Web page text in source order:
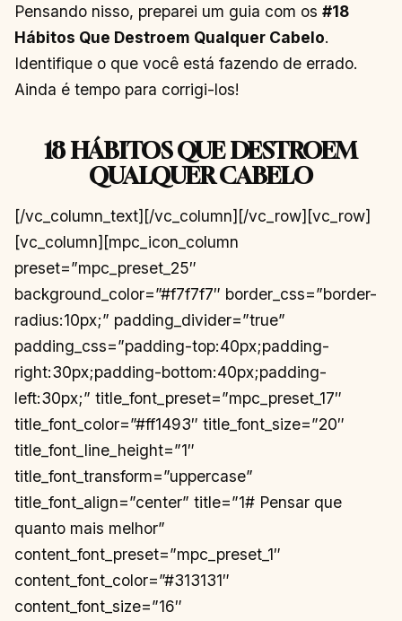
Pensando nisso, preparei um guia com os #18
Hábitos Que Destroem Qualquer Cabelo.
Identifique o que você está fazendo de errado.
Ainda é tempo para corrigi-los!
18 HÁBITOS QUE DESTROEM
QUALQUER CABELO
[/vc_column_text][/vc_column][/vc_row][vc_row]
[vc_column][mpc_icon_column
preset=”mpc_preset_25″
background_color=”#f7f7f7″ border_css=”border-
radius:10px;” padding_divider=”true”
padding_css=”padding-top:40px;padding-
right:30px;padding-bottom:40px;padding-
left:30px;” title_font_preset=”mpc_preset_17″
title_font_color=”#ff1493″ title_font_size=”20″
title_font_line_height=”1″
title_font_transform=”uppercase”
title_font_align=”center” title=”1# Pensar que
quanto mais melhor”
content_font_preset=”mpc_preset_1″
content_font_color=”#313131″
content_font_size=”16″